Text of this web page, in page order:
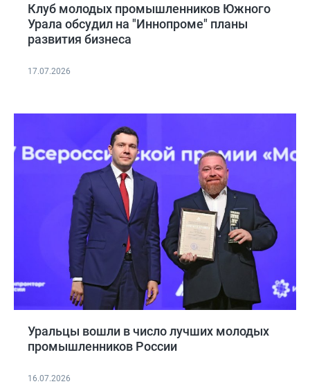
Клуб молодых промышленников Южного
Урала обсудил на "Иннопроме" планы
развития бизнеса
17.07.2026
Уральцы вошли в число лучших молодых
промышленников России
16.07.2026